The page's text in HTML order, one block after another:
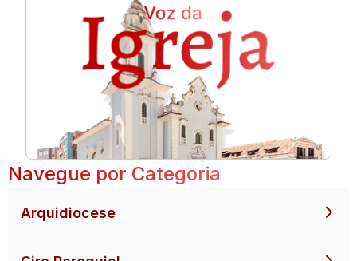
Navegue por Categoria
Arquidiocese